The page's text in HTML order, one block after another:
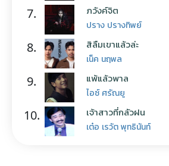
7. ภวังค์จิต
ปราง ปรางทิพย์
8. สิลืมเขาแล้วล่ะ
เน็ค นฤพล
9. แพ้แล้วพาล
ไอซ์ ศรัณยู
10. เจ้าสาวที่กลัวฝน
เต๋อ เรวัต พุทธินันท์